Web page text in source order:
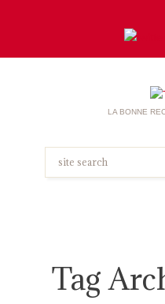
LA BONNE
Tag